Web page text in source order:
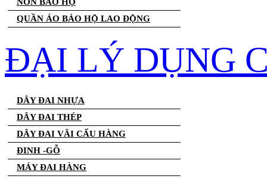
QUẦN ÁO BẢO HỘ LAO ĐỘNG
ĐẠI LÝ DỤNG
DÂY ĐAI NHỰA
DÂY ĐAI THÉP
DÂY ĐAI VÃI CẨU HÀNG
ĐINH -GỖ
MÁY ĐAI HÀNG